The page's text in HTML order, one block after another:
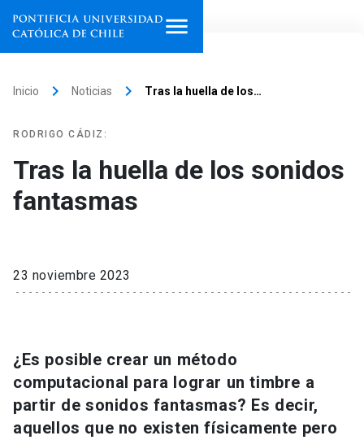
institutos
Investigación
Extensión
Universidad
Información para keyboard_arrow_down
Inicio keyboard_arrow_right Noticias keyboard_arrow_right Tras la huella de los…
RODRIGO CÁDIZ:
Tras la huella de los sonidos
fantasmas
23 noviembre 2023
¿Es posible crear un método
computacional para lograr un timbre a
partir de sonidos fantasmas? Es decir,
aquellos que no existen físicamente pero